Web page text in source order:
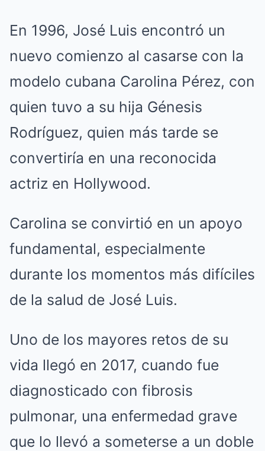
En 1996, José Luis encontró un
nuevo comienzo al casarse con la
modelo cubana Carolina Pérez, con
quien tuvo a su hija Génesis
Rodríguez, quien más tarde se
convertiría en una reconocida
actriz en Hollywood.
Carolina se convirtió en un apoyo
fundamental, especialmente
durante los momentos más difíciles
de la salud de José Luis.
Uno de los mayores retos de su
vida llegó en 2017, cuando fue
diagnosticado con fibrosis
pulmonar, una enfermedad grave
que lo llevó a someterse a un doble